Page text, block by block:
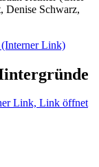
Denise Schwarz,
(Interner Link)
Link, Link öffnet